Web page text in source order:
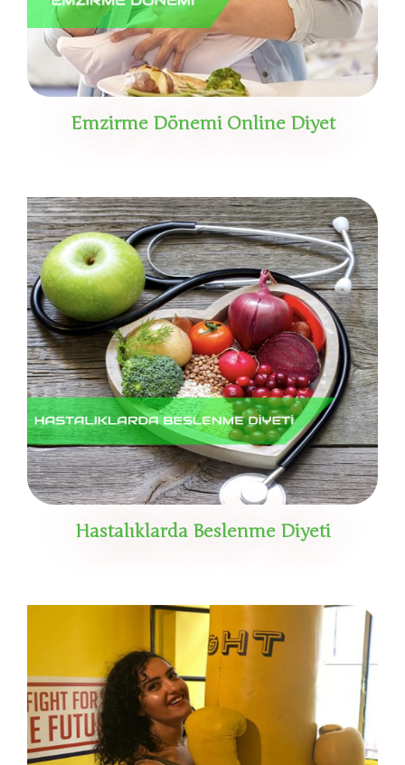
Emzirme Dönemi Online Diyet
Hastalıklarda Beslenme Diyeti